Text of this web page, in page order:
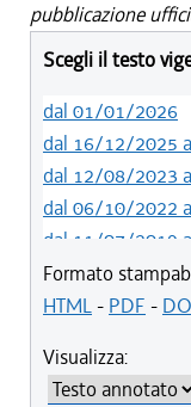
pubblicazione
Scegli il testo
dal 01/01/2026
dal 16/12/2025
dal 12/08/2023
dal 06/10/2022
dal 11/07/2019
dal 01/05/2019
dal 12/04/2018
dal 01/01/2018
dal 09/11/2017
Formato
HTML- PDF -
Visualizza: